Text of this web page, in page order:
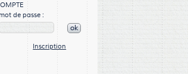
de passe :
ok
Inscription